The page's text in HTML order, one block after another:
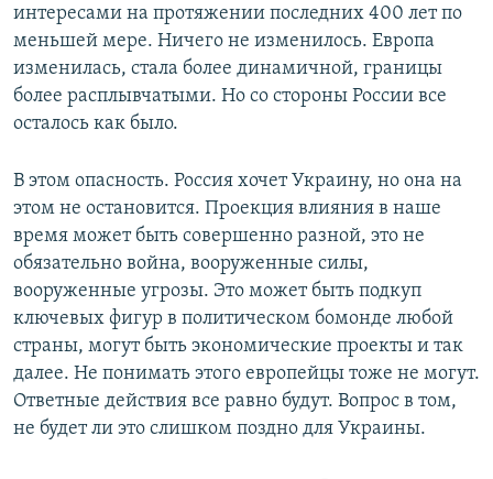
интересами на протяжении последних 400 лет по
меньшей мере. Ничего не изменилось. Европа
изменилась, стала более динамичной, границы
более расплывчатыми. Но со стороны России все
осталось как было.
В этом опасность. Россия хочет Украину, но она на
этом не остановится. Проекция влияния в наше
время может быть совершенно разной, это не
обязательно война, вооруженные силы,
вооруженные угрозы. Это может быть подкуп
ключевых фигур в политическом бомонде любой
страны, могут быть экономические проекты и так
далее. Не понимать этого европейцы тоже не могут.
Ответные действия все равно будут. Вопрос в том,
не будет ли это слишком поздно для Украины.